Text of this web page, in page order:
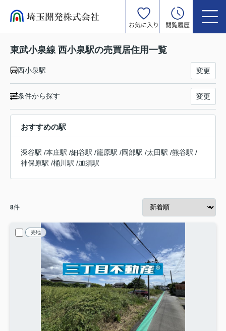
お気に入り 閲覧履歴
東武小泉線 西小泉駅の売買居住用一覧
西小泉駅 変更
条件から探す 変更
おすすめの駅
深谷駅 /本庄駅 /細谷駅 /籠原駅 /岡部駅 /太田駅 /熊谷駅 /
神保原駅 /桶川駅 /加須駅
8件
売地